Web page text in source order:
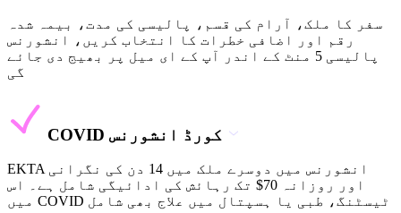
سفر کا ملک، آرام کی قسم، پالیسی کی مدت، بیمہ شدہ
رقم اور اضافی خطرات کا انتخاب کریں، انشورنس
پالیسی 5 منٹ کے اندر آپ کے ای میل پر بھیج دی جائے
گی
COVID کورڈ انشورنس
EKTA انشورنس میں دوسرے ملک میں 14 دن کی نگرانی
اور روزانہ 70$ تک رہائش کی ادائیگی شامل ہے۔ اس
میں COVID ٹیسٹنگ، طبی یا ہسپتال میں علاج بھی شامل